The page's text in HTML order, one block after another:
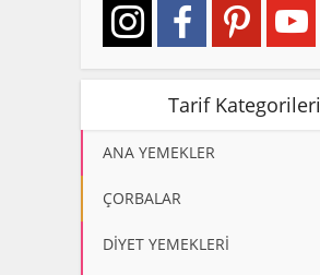
Tarif Kategorileri
ANA YEMEKLER
ÇORBALAR
DİYET YEMEKLERİ